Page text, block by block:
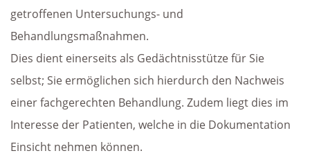
getroffenen Untersuchungs- und
Behandlungsmaßnahmen.
Dies dient einerseits als Gedächtnisstütze für Sie
selbst; Sie ermöglichen sich hierdurch den Nachweis
einer fachgerechten Behandlung. Zudem liegt dies im
Interesse der Patienten, welche in die Dokumentation
Einsicht nehmen können.